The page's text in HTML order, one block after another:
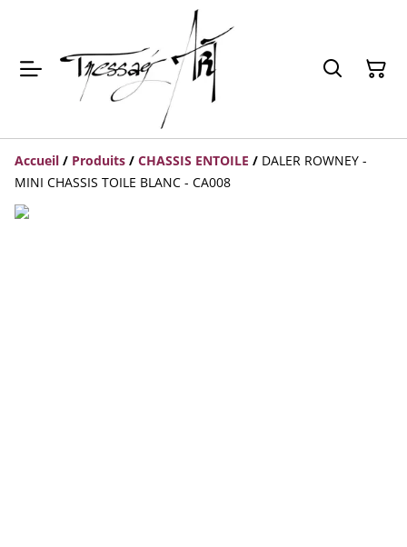
Accueil / Produits / CHASSIS ENTOILE / DALER ROWNEY -
MINI CHASSIS TOILE BLANC - CA008